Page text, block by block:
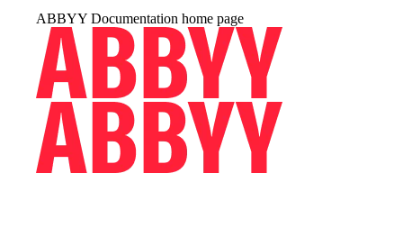
ABBYY Documentation home page